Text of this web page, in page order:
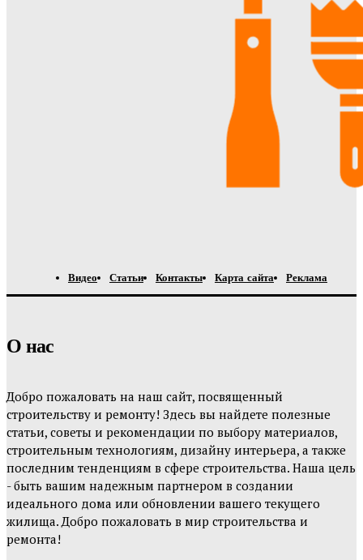
Видео Статьи Контакты Карта сайта Реклама
О нас
Добро пожаловать на наш сайт, посвященный
строительству и ремонту! Здесь вы найдете полезные
статьи, советы и рекомендации по выбору материалов,
строительным технологиям, дизайну интерьера, а также
последним тенденциям в сфере строительства. Наша цель
- быть вашим надежным партнером в создании
идеального дома или обновлении вашего текущего
жилища. Добро пожаловать в мир строительства и
ремонта!